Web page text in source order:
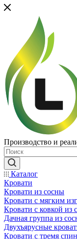
Производство и
Каталог
Кровати
Кровати из сосны
Кровати с мягким
Кровати с ковкой из
Дачная группа из
Двухъярусные
Кровати с тремя